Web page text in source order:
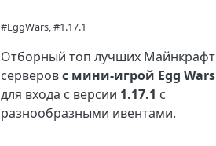
#EggWars, #1.17.1
Отборный топ лучших Майнкрафт
серверовс мини-игрой Egg Wars
для входа с версии 1.17.1 с
разнообразными ивентами.